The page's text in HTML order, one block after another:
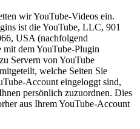
wir YouTube-Videos ein.
ist die YouTube, LLC, 901
USA (nachfolgend
mit dem YouTube-Plugin
Servern von YouTube
welche Seiten Sie
Account eingeloggt sind,
persönlich zuzuordnen. Dies
aus Ihrem YouTube-Account